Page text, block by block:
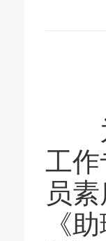
为
工
员
《